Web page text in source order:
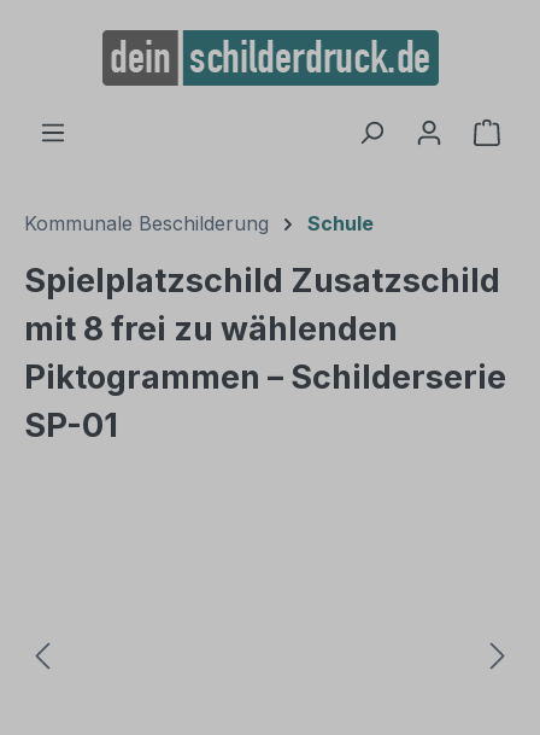
springen
Kommunale Beschilderung Schule
Spielplatzschild Zusatzschild
mit 8 frei zu wählenden
Piktogrammen – Schilderserie
SP-01